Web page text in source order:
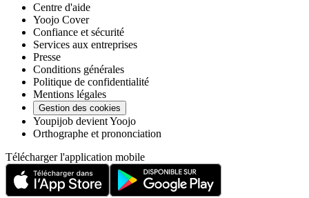
Centre d'aide
Yoojo Cover
Confiance et sécurité
Services aux entreprises
Presse
Conditions générales
Politique de confidentialité
Mentions légales
Gestion des cookies
Youpijob devient Yoojo
Orthographe et prononciation
Télécharger l'application mobile